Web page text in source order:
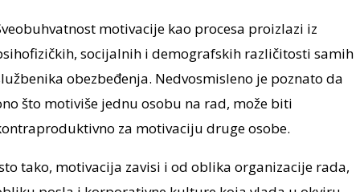
motivacije kao procesa proizlazi iz
socijalnih i demografskih različitosti samih
obezbeđenja. Nedvosmisleno je poznato da
što motiviše jednu osobu na rad, može biti
za motivaciju druge osobe.
tako, motivacija zavisi i od oblika organizacije rada,